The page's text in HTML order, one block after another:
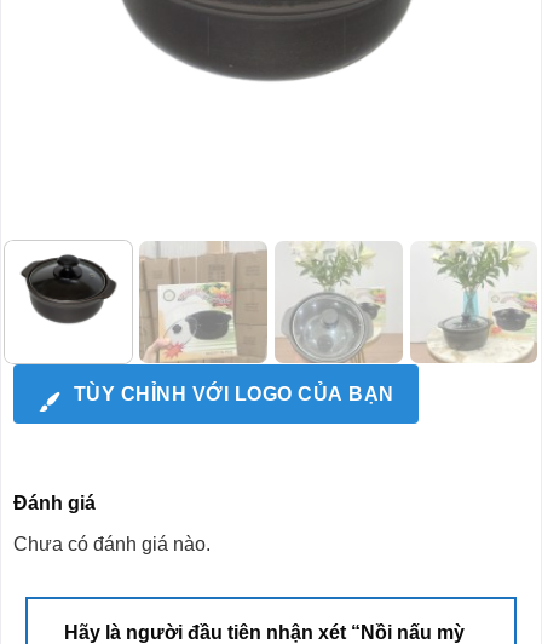
TÙY CHỈNH VỚI LOGO CỦA BẠN
Đánh giá
Chưa có đánh giá nào.
Hãy là người đầu tiên nhận xét “Nồi nấu mỳ